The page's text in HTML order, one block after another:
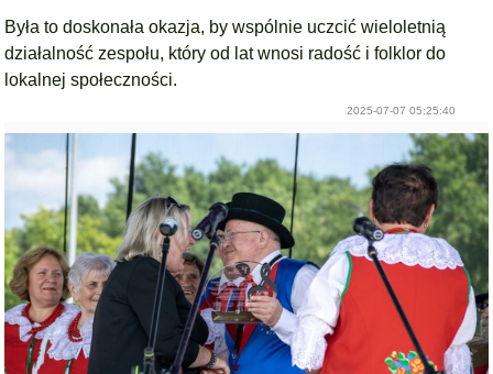
Była to doskonała okazja, by wspólnie uczcić wieloletnią
działalność zespołu, który od lat wnosi radość i folklor do
lokalnej społeczności.
2025-07-07 05:25:40